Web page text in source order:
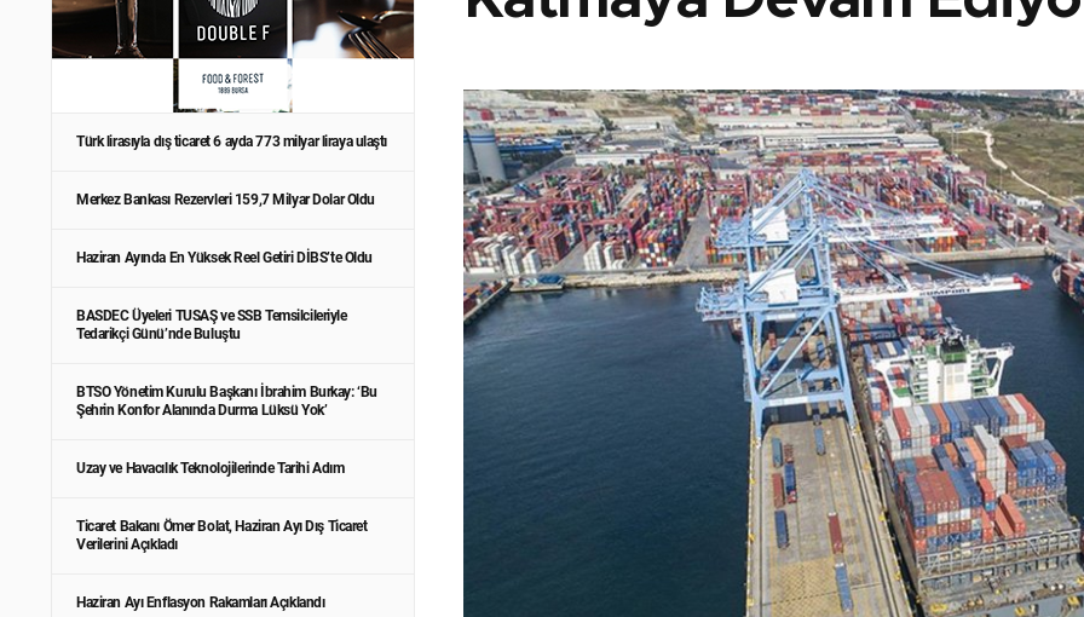
Türk lirasıyla dış ticaret 6 ayda 773 milyar liraya ulaştı
Merkez Bankası Rezervleri 159,7 Milyar Dolar Oldu
Haziran Ayında En Yüksek Reel Getiri DİBS’te Oldu
BASDEC Üyeleri TUSAŞ ve SSB Temsilcileriyle
Tedarikçi Günü’nde Buluştu
BTSO Yönetim Kurulu Başkanı İbrahim Burkay: ‘Bu
Şehrin Konfor Alanında Durma Lüksü Yok’
Uzay ve Havacılık Teknolojilerinde Tarihi Adım
Ticaret Bakanı Ömer Bolat, Haziran Ayı Dış Ticaret
Verilerini Açıkladı
Haziran Ayı Enflasyon Rakamları Açıklandı